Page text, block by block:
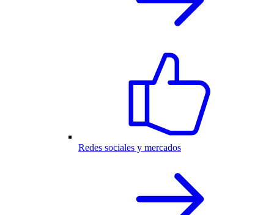
Redes sociales y mercados